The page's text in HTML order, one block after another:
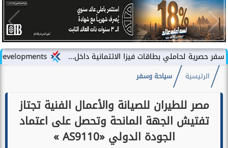
LARZ Developments تطلق رؤيتها الجديدة لتقديم مفهوم متكامل للتطوير العقاري في مصر بطاقات فيزا الائتمانية داخل...
الرئيسية سياحة وسفر
مصر للطيران للصيانة والأعمال الفنية تجتاز
تفتيش الجهة المانحة وتحصل على اعتماد
الجودة الدولي «AS9110 »